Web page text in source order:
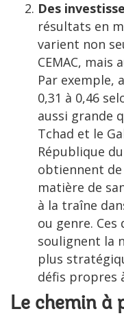
Des
résultats en
varient non
CEMAC, mais
Par exemple,
0,31 à 0,46
aussi grande
Tchad et le
République
obtiennent
matière de
à la traîne
ou genre.
soulignent la
plus
défis propres
Le chemin à